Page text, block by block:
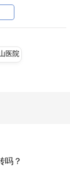
医院
吗？